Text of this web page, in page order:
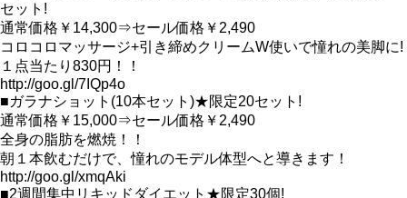
セット!
通常価格￥14,300⇒セール価格￥2,490
コロコロマッサージ+引き締めクリームW使いで憧れの美脚に!
１点当たり830円！！
http://goo.gl/7IQp4o
■ガラナショット(10本セット)★限定20セット!
通常価格￥15,000⇒セール価格￥2,490
全身の脂肪を燃焼！！
朝１本飲むだけで、憧れのモデル体型へと導きます！
http://goo.gl/xmqAki
■2週間集中リキッドダイエット★限定30個!